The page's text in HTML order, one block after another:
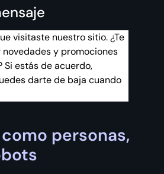
visitaste nuestro sitio. ¿Te
y promociones
Si estás de acuerdo,
darte de baja cuando
personas,